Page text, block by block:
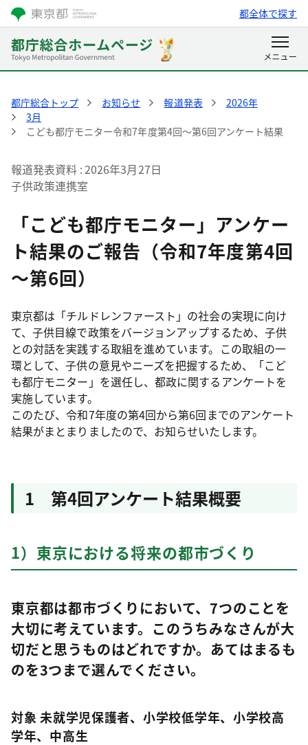
都全体で探す
都庁総合トップ お知らせ 報道発表
2026年
3月
こども都庁モニター令和7年度第4回～第6回アンケート結果
報道発表資料 2026年3月27日
子供政策連携室
「こども都庁モニター」アンケー
ト結果のご報告（令和7年度第4回
～第6回）
東京都は「チルドレンファースト」の社会の実現に向け
て、子供目線で政策をバージョンアップするため、子供
との対話を実践する取組を進めています。この取組の一
環として、子供の意見やニーズを把握するため、「こど
も都庁モニター」を選任し、都政に関するアンケートを
実施しています。
このたび、令和7年度の第4回から第6回までのアンケート
結果がまとまりましたので、お知らせいたします。
1 第4回アンケート結果概要
1）東京における将来の都市づくり
東京都は都市づくりにおいて、7つのことを
大切に考えています。このうちみなさんが大
切だと思うものはどれですか。あてはまるも
のを3つまで選んでください。
対象 未就学児保護者、小学校低学年、小学校高
学年、中高生